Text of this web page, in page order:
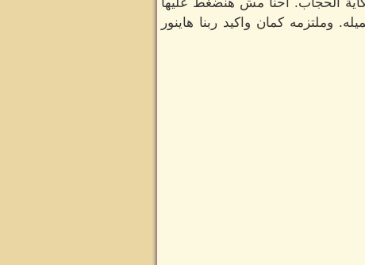
وملتزمه كمان واكيد ربنا هاينور